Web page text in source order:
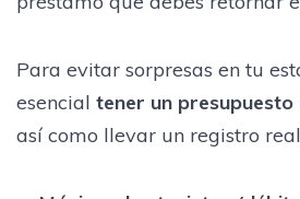
Para evitar sorpresas en tu
esencial tener un
así como llevar un registro